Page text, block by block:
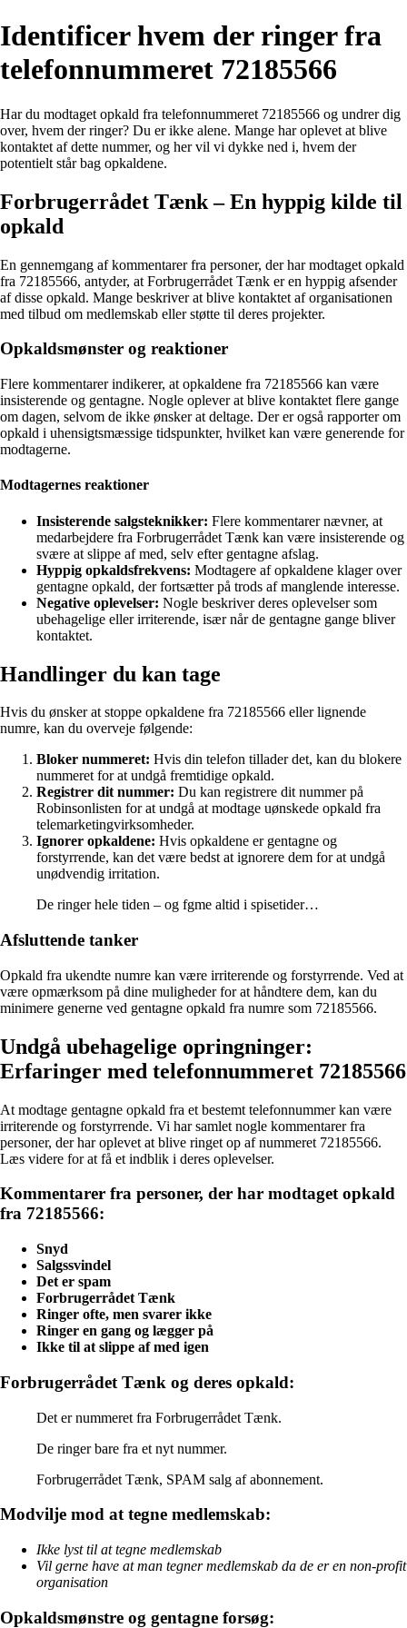
Identificer hvem der ringer fra
telefonnummeret 72185566
Har du modtaget opkald fra telefonnummeret 72185566 og undrer dig
over, hvem der ringer? Du er ikke alene. Mange har oplevet at blive
kontaktet af dette nummer, og her vil vi dykke ned i, hvem der
potentielt står bag opkaldene.
Forbrugerrådet Tænk – En hyppig kilde til
opkald
En gennemgang af kommentarer fra personer, der har modtaget opkald
fra 72185566, antyder, at Forbrugerrådet Tænk er en hyppig afsender
af disse opkald. Mange beskriver at blive kontaktet af organisationen
med tilbud om medlemskab eller støtte til deres projekter.
Opkaldsmønster og reaktioner
Flere kommentarer indikerer, at opkaldene fra 72185566 kan være
insisterende og gentagne. Nogle oplever at blive kontaktet flere gange
om dagen, selvom de ikke ønsker at deltage. Der er også rapporter om
opkald i uhensigtsmæssige tidspunkter, hvilket kan være generende for
modtagerne.
Modtagernes reaktioner
Insisterende salgsteknikker: Flere kommentarer nævner, at
medarbejdere fra Forbrugerrådet Tænk kan være insisterende og
svære at slippe af med, selv efter gentagne afslag.
Hyppig opkaldsfrekvens: Modtagere af opkaldene klager over
gentagne opkald, der fortsætter på trods af manglende interesse.
Negative oplevelser: Nogle beskriver deres oplevelser som
ubehagelige eller irriterende, især når de gentagne gange bliver
kontaktet.
Handlinger du kan tage
Hvis du ønsker at stoppe opkaldene fra 72185566 eller lignende
numre, kan du overveje følgende:
Bloker nummeret: Hvis din telefon tillader det, kan du blokere
nummeret for at undgå fremtidige opkald.
Registrer dit nummer: Du kan registrere dit nummer på
Robinsonlisten for at undgå at modtage uønskede opkald fra
telemarketingvirksomheder.
Ignorer opkaldene: Hvis opkaldene er gentagne og
forstyrrende, kan det være bedst at ignorere dem for at undgå
unødvendig irritation.
De ringer hele tiden – og fgme altid i spisetider…
Afsluttende tanker
Opkald fra ukendte numre kan være irriterende og forstyrrende. Ved at
være opmærksom på dine muligheder for at håndtere dem, kan du
minimere generne ved gentagne opkald fra numre som 72185566.
Undgå ubehagelige opringninger:
Erfaringer med telefonnummeret 72185566
At modtage gentagne opkald fra et bestemt telefonnummer kan være
irriterende og forstyrrende. Vi har samlet nogle kommentarer fra
personer, der har oplevet at blive ringet op af nummeret 72185566.
Læs videre for at få et indblik i deres oplevelser.
Kommentarer fra personer, der har modtaget opkald
fra 72185566:
Snyd
Salgssvindel
Det er spam
Forbrugerrådet Tænk
Ringer ofte, men svarer ikke
Ringer en gang og lægger på
Ikke til at slippe af med igen
Forbrugerrådet Tænk og deres opkald:
Det er nummeret fra Forbrugerrådet Tænk.
De ringer bare fra et nyt nummer.
Forbrugerrådet Tænk, SPAM salg af abonnement.
Modvilje mod at tegne medlemskab:
Ikke lyst til at tegne medlemskab
Vil gerne have at man tegner medlemskab da de er en non-profit
organisation
Opkaldsmønstre og gentagne forsøg: